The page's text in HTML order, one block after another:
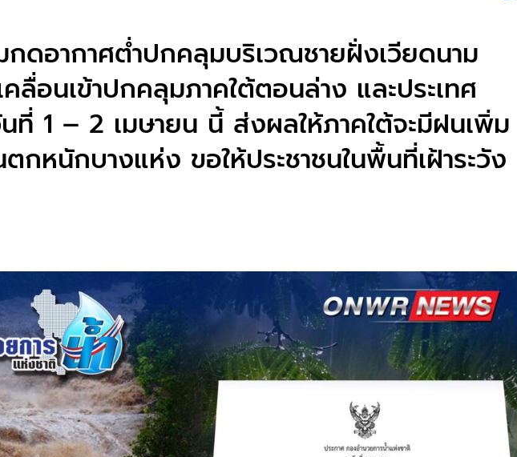
ดอากาศต่ำปกคลุมบริเวณชายฝั่งเวียดนาม
ลื่อนเข้าปกคลุมภาคใต้ตอนล่าง และประเทศ
นที่ 1 – 2 เมษายน นี้ ส่งผลให้ภาคใต้จะมีฝนเพิ่ม
กหนักบางแห่ง ขอให้ประชาชนในพื้นที่เฝ้าระวัง